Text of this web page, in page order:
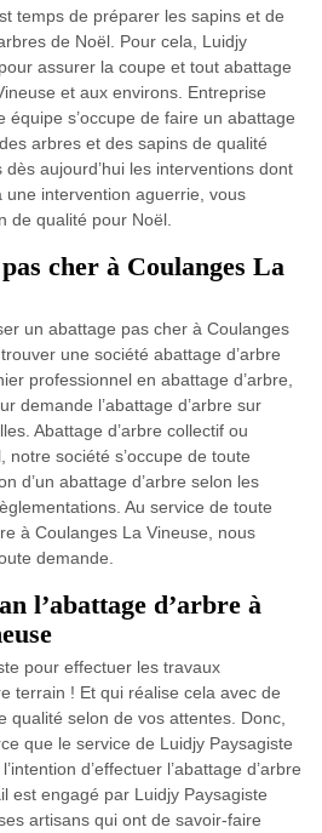
temps de préparer les sapins et de
de Noël. Pour cela, Luidjy
assurer la coupe et tout abattage
et aux environs. Entreprise
équipe s’occupe de faire un abattage
arbres et des sapins de qualité
dès aujourd’hui les interventions dont
intervention aguerrie, vous
de qualité pour Noël.
cher à Coulanges La
un abattage pas cher à Coulanges
une société abattage d’arbre
professionnel en abattage d’arbre,
demande l’abattage d’arbre sur
Abattage d’arbre collectif ou
notre société s’occupe de toute
d’un abattage d’arbre selon les
Au service de toute
à Coulanges La Vineuse, nous
demande.
l’abattage d’arbre à
pour effectuer les travaux
terrain ! Et qui réalise cela avec de
qualité selon de vos attentes. Donc,
que le service de Luidjy Paysagiste
d’effectuer l’abattage d’arbre
est engagé par Luidjy Paysagiste
artisans qui ont de savoir-faire